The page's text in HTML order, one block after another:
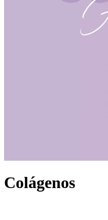
Colágenos